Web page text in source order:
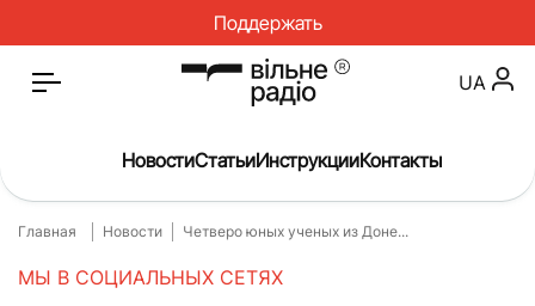
Поддержать
Главная
Новости
UA
НовостиСтатьиИнструкцииКонтакты
Главная Новости Четверо юных ученых из Доне...
МЫ В СОЦИАЛЬНЫХ СЕТЯХ